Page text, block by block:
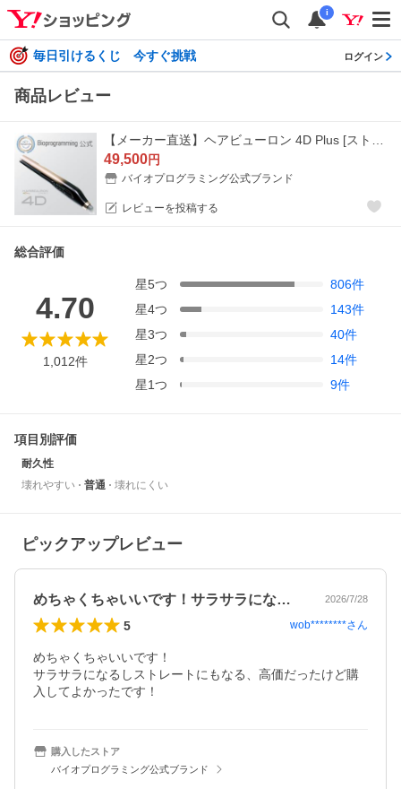
i
毎日引けるくじ 今すぐ挑戦 ログイン
商品レビュー
49,500円
バイオプログラミング公式ブランド
レビューを投稿する
総合評価
4.70
1,012件
星5つ 806件
星4つ 143件
星3つ 40件
星2つ 14件
星1つ 9件
項目別評価
耐久性
壊れやすい
普通 壊れにくい
ピックアップレビュー
めちゃくちゃいいです！サラサラになるし… 2026/7/28
5 wob********さん
めちゃくちゃいいです！
サラサラになるしストレートにもなる、高価だったけど購
入してよかったです！
購入したストア
バイオプログラミング公式ブランド